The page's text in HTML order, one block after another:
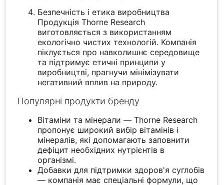
Безпечність і етика виробництва
Продукція Thorne Research
виготовляється з використанням
екологічно чистих технологій. Компанія
піклується про навколишнє середовище
та підтримує етичні принципи у
виробництві, прагнучи мінімізувати
негативний вплив на природу.
Популярні продукти бренду
Вітаміни та мінерали — Thorne Research
пропонує широкий вибір вітамінів і
мінералів, які допомагають заповнити
дефіцит необхідних нутрієнтів в
організмі.
Добавки для підтримки здоров'я суглобів
— компанія має спеціальні формули, що